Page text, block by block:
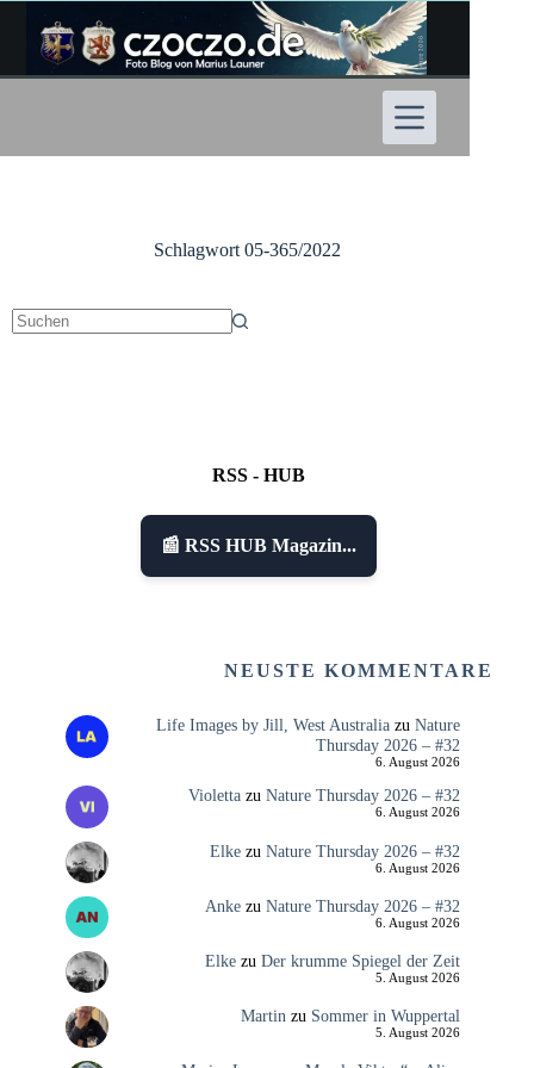
Inhalt
springen
Schlagwort05-365/2022
RSS - HUB
📰 RSS HUB Magazin...
NEUSTE KOMMENTARE
Life Images by Jill, West Australiazu Nature
Thursday 2026 – #32
6. August 2026
Violettazu Nature Thursday 2026 – #32
6. August 2026
Elkezu Nature Thursday 2026 – #32
6. August 2026
Ankezu Nature Thursday 2026 – #32
6. August 2026
Elkezu Der krumme Spiegel der Zeit
5. August 2026
Martin zu Sommer in Wuppertal
5. August 2026